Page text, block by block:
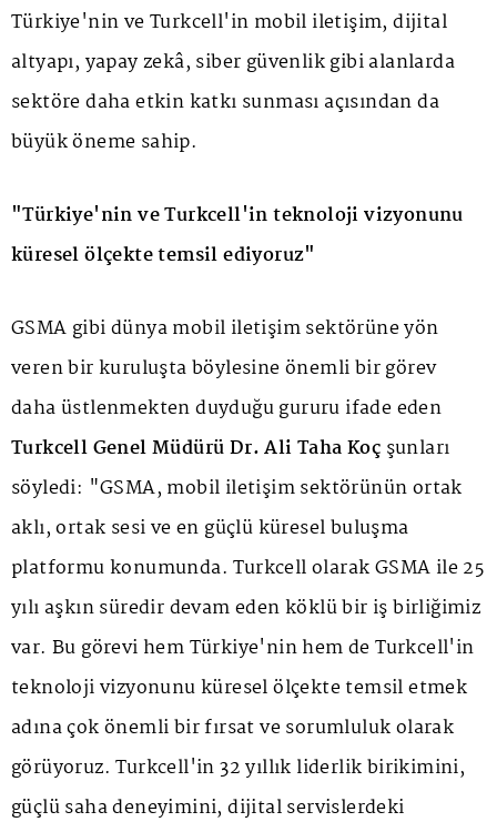
Türkiye'nin ve Turkcell'in mobil iletişim, dijital
altyapı, yapay zekâ, siber güvenlik gibi alanlarda
sektöre daha etkin katkı sunması açısından da
büyük öneme sahip.
"Türkiye'nin ve Turkcell'in teknoloji vizyonunu
küresel ölçekte temsil ediyoruz"
GSMA gibi dünya mobil iletişim sektörüne yön
veren bir kuruluşta böylesine önemli bir görev
daha üstlenmekten duyduğu gururu ifade eden
Turkcell Genel Müdürü Dr. Ali Taha Koç şunları
söyledi: "GSMA, mobil iletişim sektörünün ortak
aklı, ortak sesi ve en güçlü küresel buluşma
platformu konumunda. Turkcell olarak GSMA ile 25
yılı aşkın süredir devam eden köklü bir iş birliğimiz
var. Bu görevi hem Türkiye'nin hem de Turkcell'in
teknoloji vizyonunu küresel ölçekte temsil etmek
adına çok önemli bir fırsat ve sorumluluk olarak
görüyoruz. Turkcell'in 32 yıllık liderlik birikimini,
güçlü saha deneyimini, dijital servislerdeki